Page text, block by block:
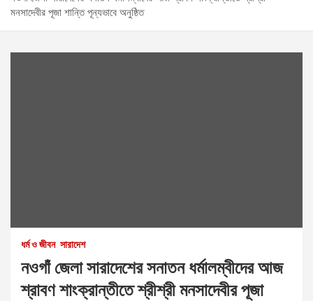
মনসাদেবীর পূজা শান্তি পূন্যভাবে অনুষ্ঠিত
ধর্ম ও জীবন সারাদেশ
নওগাঁ জেলা সারাদেশের সনাতন ধর্মালম্বীদের আজ
শ্রাবণ শাংক্রান্তীতে শ্রীশ্রী মনসাদেবীর পূজা